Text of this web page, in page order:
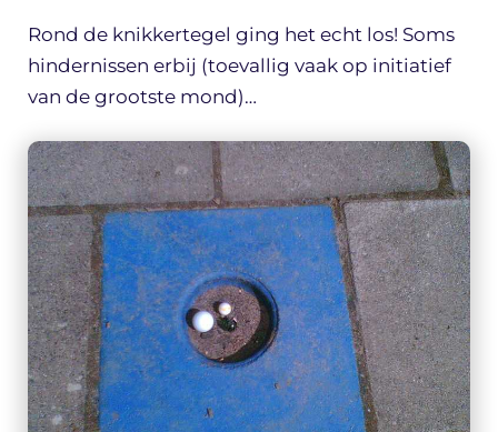
Rond de knikkertegel ging het echt los! Soms
hindernissen erbij (toevallig vaak op initiatief
van de grootste mond)…